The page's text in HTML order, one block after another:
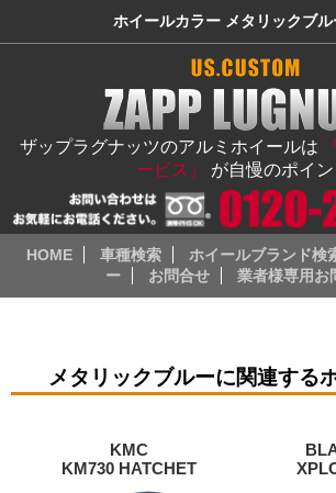
ホイールカラー メタリックブ
ザップラグナッツのアルミホイールは
ービス』 が自慢のポイン
HOME 車種検索 ホイールブランド検
ー
お問合せ 業者様専用お
メタリックブルーに関連する
KMC
KM730 HATCHET